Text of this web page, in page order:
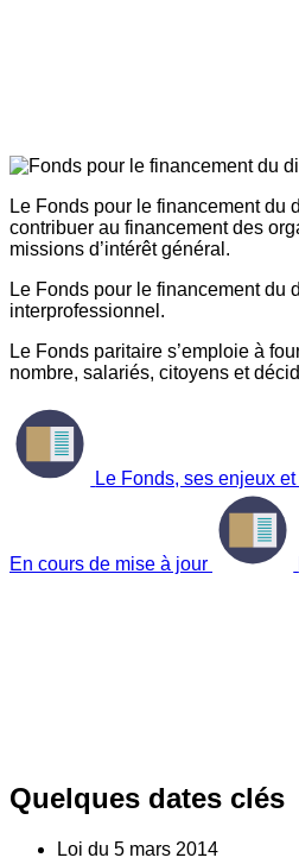
Le Fonds pour le financement du
contribuer au financement des
missions d’intérêt général.
Le Fonds pour le financement du
interprofessionnel.
Le Fonds paritaire s’emploie à
nombre, salariés, citoyens et
Le Fonds, ses enjeux
En cours de mise à jour
Quelques dates clés
Loi du 5 mars 2014